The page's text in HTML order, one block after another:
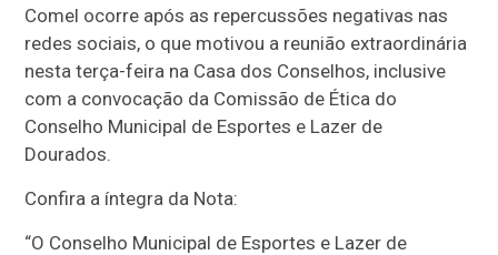
Comel ocorre após as repercussões negativas nas
redes sociais, o que motivou a reunião extraordinária
nesta terça-feira na Casa dos Conselhos, inclusive
com a convocação da Comissão de Ética do
Conselho Municipal de Esportes e Lazer de
Dourados.
Confira a íntegra da Nota:
“O Conselho Municipal de Esportes e Lazer de